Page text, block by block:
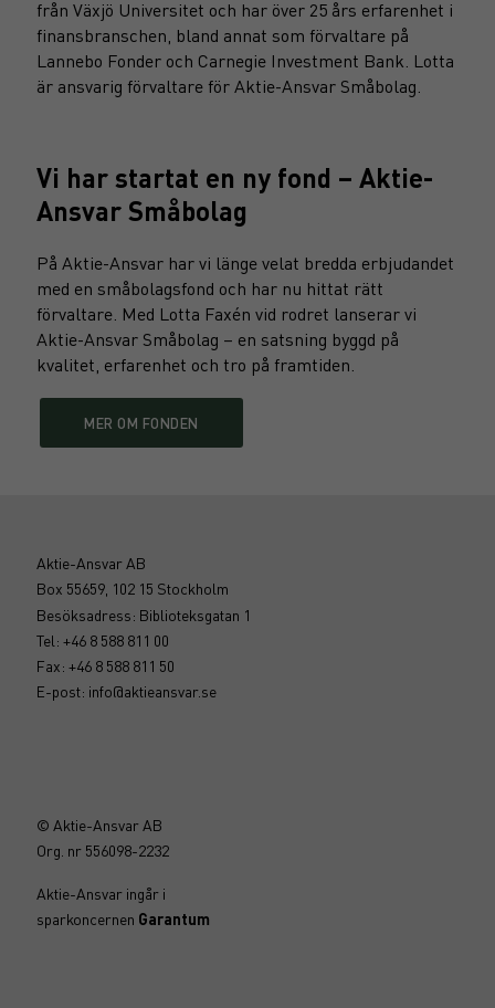
från Växjö Universitet och har över 25 års erfarenhet i
finansbranschen, bland annat som förvaltare på
Lannebo Fonder och Carnegie Investment Bank. Lotta
är ansvarig förvaltare för Aktie-Ansvar Småbolag.
Vi har startat en ny fond – Aktie-
Ansvar Småbolag
På Aktie-Ansvar har vi länge velat bredda erbjudandet
med en småbolagsfond och har nu hittat rätt
förvaltare. Med Lotta Faxén vid rodret lanserar vi
Aktie-Ansvar Småbolag – en satsning byggd på
kvalitet, erfarenhet och tro på framtiden.
MER OM FONDEN
Aktie-Ansvar AB
Box 55659, 102 15 Stockholm
Besöksadress: Biblioteksgatan 1
Tel: +46 8 588 811 00
Fax: +46 8 588 811 50
E-post: info@aktieansvar.se
© Aktie-Ansvar AB
Org. nr 556098-2232
Aktie-Ansvar ingår i
sparkoncernen Garantum